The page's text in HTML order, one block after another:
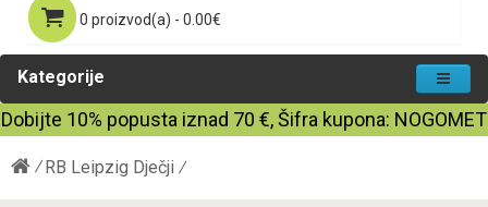
0 proizvod(a) - 0.00€
Kategorije
Dobijte 10% popusta iznad 70 €, Šifra kupona: NOGOMET
RB Leipzig Dječji